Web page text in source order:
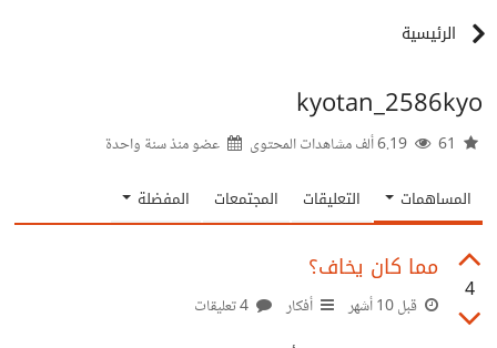
الرئيسية
kyotan_2586kyo
عضو منذسنة واحدة
المساهمات التعليقات المجتمعات المفضلة
4
مما كان يخاف؟
قبل 10 أشهر أفكار